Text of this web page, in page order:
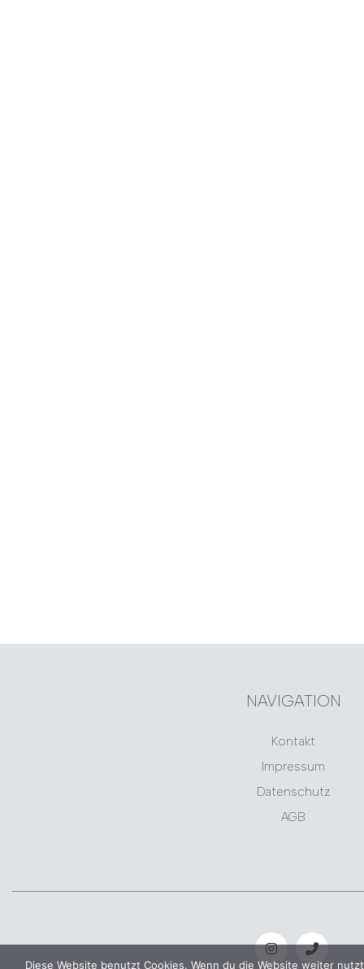
NAVIGATION
Kontakt
Impressum
Datenschutz
AGB
Diese Website benutzt Cookies. Wenn du die Website weiter